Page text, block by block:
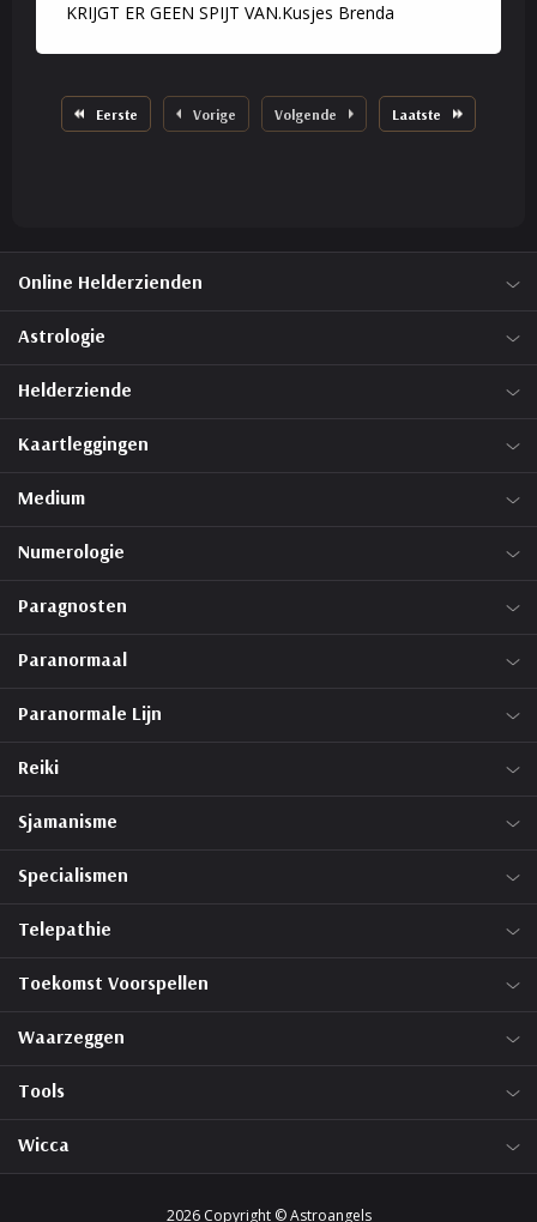
KRIJGT ER GEEN SPIJT VAN.Kusjes Brenda
Eerste Vorige Volgende Laatste
Online Helderzienden
Astrologie
Helderziende
Kaartleggingen
Medium
Numerologie
Paragnosten
Paranormaal
Paranormale Lijn
Reiki
Sjamanisme
Specialismen
Telepathie
Toekomst Voorspellen
Waarzeggen
Tools
Wicca
2026 Copyright © Astroangels